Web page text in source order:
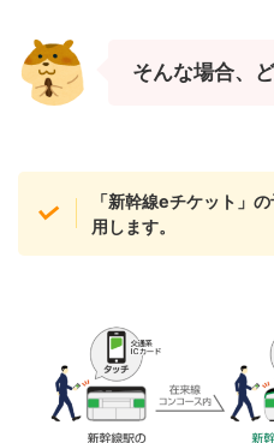
そんな場合、
「新幹線eチケット」
用します。